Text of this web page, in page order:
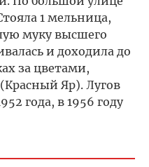
1 мельница,
муку высшего
и доходила до
за цветами,
Яр). Лугов
года, в 1956 году